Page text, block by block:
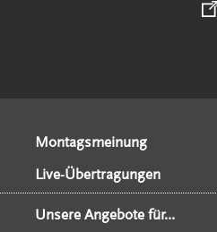
Montagsmeinung
Live-Übertragungen
Unsere Angebote für...